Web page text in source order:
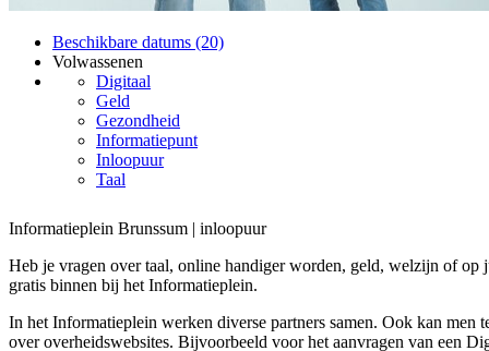
Beschikbare datums (20)
Volwassenen
Digitaal
Geld
Gezondheid
Informatiepunt
Inloopuur
Taal
Informatieplein Brunssum | inloopuur
Heb je vragen over taal, online handiger worden, geld, welzijn of op
gratis binnen bij het Informatieplein.
In het Informatieplein werken diverse partners samen. Ook kan men
over overheidswebsites. Bijvoorbeeld voor het aanvragen van een